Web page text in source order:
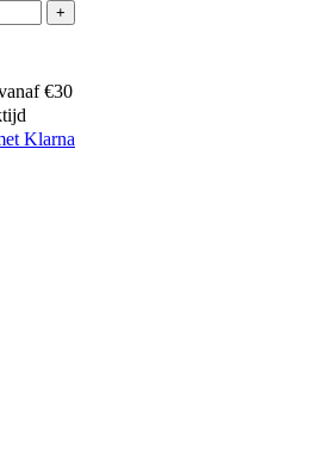
+
€30
Klarna